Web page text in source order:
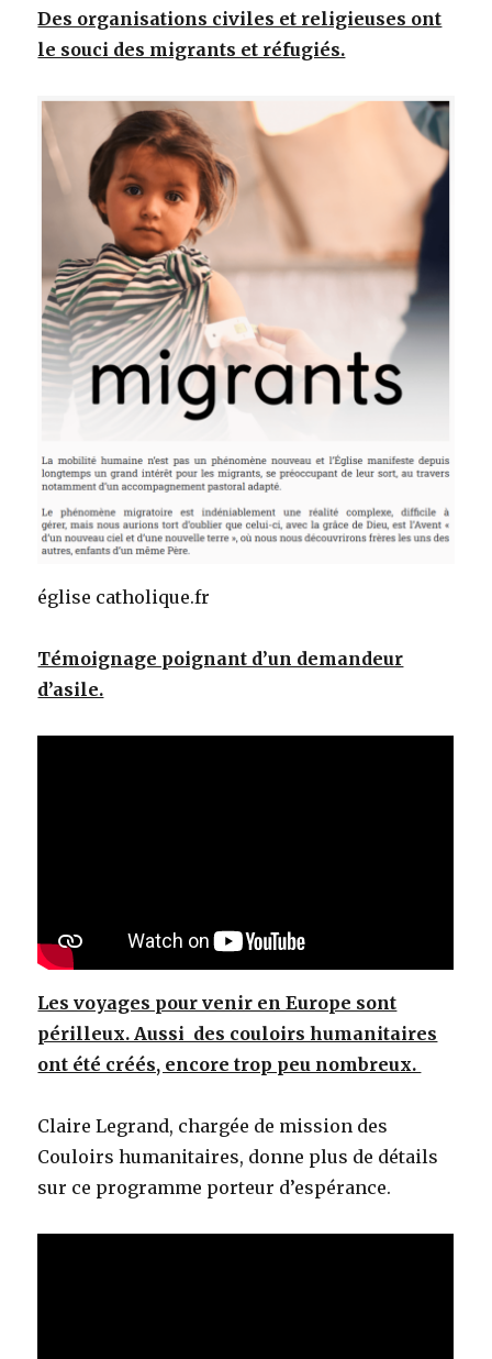
Des organisations civiles et religieuses ont
le souci des migrants et réfugiés.
église catholique.fr
Témoignage poignant d’un demandeur
d’asile.
Les voyages pour venir en Europe sont
périlleux. Aussi des couloirs humanitaires
ont été créés, encore trop peu nombreux.
Claire Legrand, chargée de mission des
Couloirs humanitaires, donne plus de détails
sur ce programme porteur d’espérance.